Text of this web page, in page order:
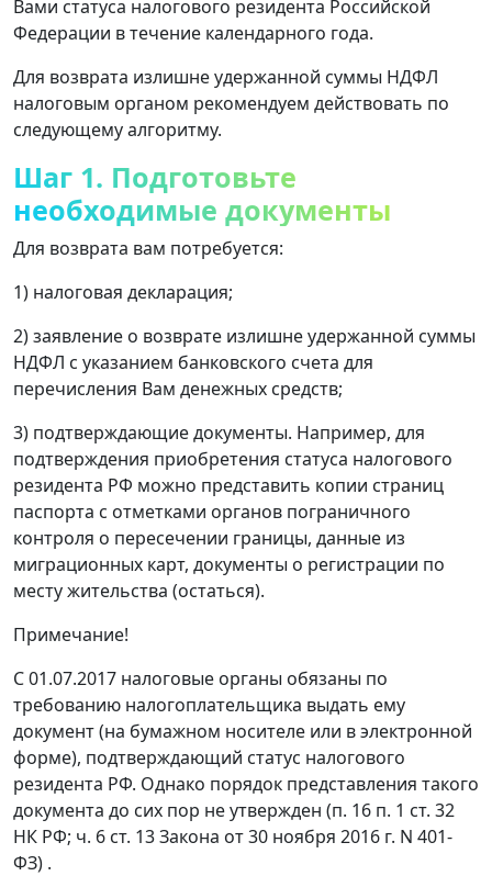
Вами статуса налогового резидента Российской
Федерации в течение календарного года.
Для возврата излишне удержанной суммы НДФЛ
налоговым органом рекомендуем действовать по
следующему алгоритму.
Шаг 1. Подготовьте
необходимые документы
Для возврата вам потребуется:
1) налоговая декларация;
2) заявление о возврате излишне удержанной суммы
НДФЛ с указанием банковского счета для
перечисления Вам денежных средств;
3) подтверждающие документы. Например, для
подтверждения приобретения статуса налогового
резидента РФ можно представить копии страниц
паспорта с отметками органов пограничного
контроля о пересечении границы, данные из
миграционных карт, документы о регистрации по
месту жительства (остаться).
Примечание!
С 01.07.2017 налоговые органы обязаны по
требованию налогоплательщика выдать ему
документ (на бумажном носителе или в электронной
форме), подтверждающий статус налогового
резидента РФ. Однако порядок представления такого
документа до сих пор не утвержден (п. 16 п. 1 ст. 32
НК РФ; ч. 6 ст. 13 Закона от 30 ноября 2016 г. N 401-
ФЗ) .